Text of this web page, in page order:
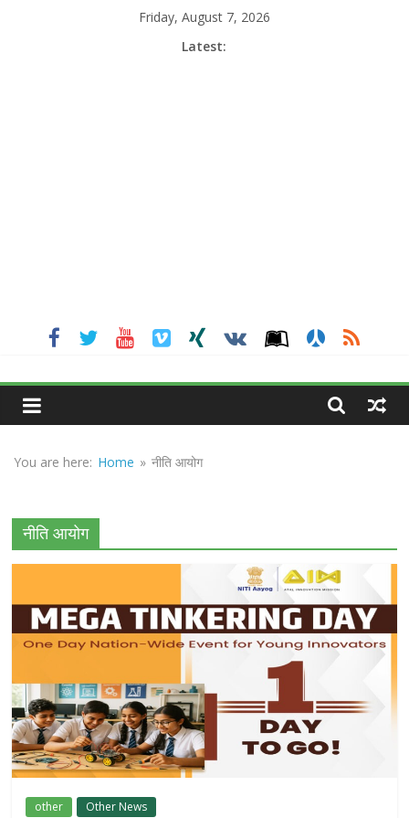
Friday, August 7, 2026
Latest:
MGNEWSINDIA
Sach
You are here: Home » नीति आयोग
नीति आयोग
other Other News